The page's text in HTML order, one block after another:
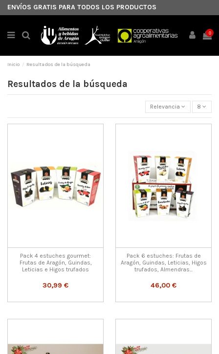
ENVÍOS GRATIS PARA TODOS LOS PRODUCTOS
0
Inicio Resultados de la búsqueda
Resultados de la búsqueda
Relevancia 8
Pack 4 estuches gourmet:
Frutas de Aragón, Guindas,
Leticias e Higos trufados
30,99 €
Pack 6 estuches: Frutas de
Aragón, Guindas, Leticias, Higos
trufados, Almendras...
46,00 €